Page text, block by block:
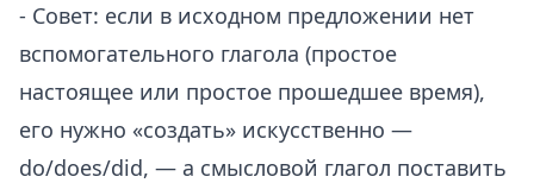
- Совет: если в исходном предложении нет
вспомогательного глагола (простое
настоящее или простое прошедшее время),
его нужно «создать» искусственно —
do/does/did, — а смысловой глагол поставить